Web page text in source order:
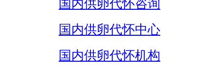
国内供卵代怀咨询
国内供卵代怀中心
国内供卵代怀机构